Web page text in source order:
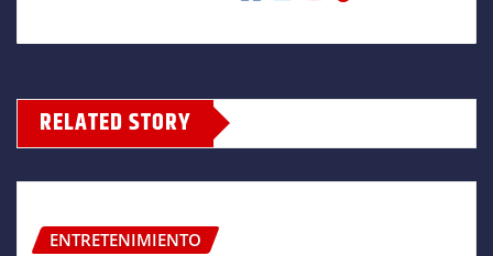
RELATED STORY
ENTRETENIMIENTO